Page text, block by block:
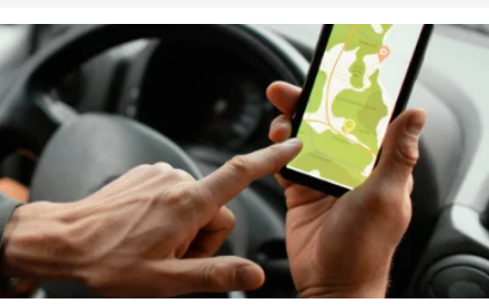
Her bor vi
Taastrup Hovedgade 129A
2630 Taastrup
Klinikken er placeret på 1.sal.
Der er ikke elevator adgang.